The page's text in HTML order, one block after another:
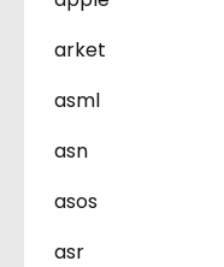
arket
asml
asn
asos
asr